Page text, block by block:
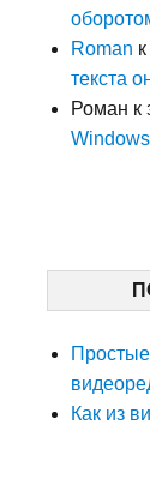
Roman
текста
Роман к
Windows
Как из